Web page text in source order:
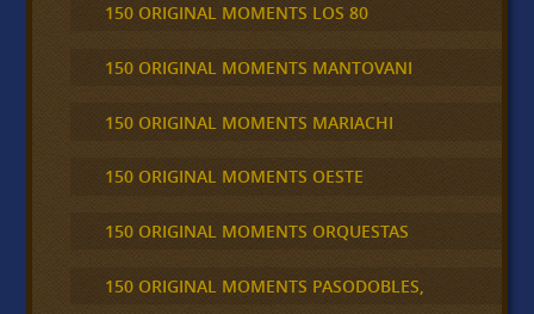
150 ORIGINAL MOMENTS LOS 80
150 ORIGINAL MOMENTS MANTOVANI
150 ORIGINAL MOMENTS MARIACHI
150 ORIGINAL MOMENTS OESTE
150 ORIGINAL MOMENTS ORQUESTAS
150 ORIGINAL MOMENTS PASODOBLES,